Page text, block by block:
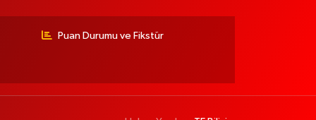
Puan Durumu ve Fikstür